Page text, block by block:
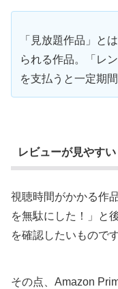
「見放題作品」と
られる作品。「レ
を支払うと一定期
レビューが見やすい
視聴時間がかかる作
を無駄にした！」と
を確認したいものです
その点、Amazon